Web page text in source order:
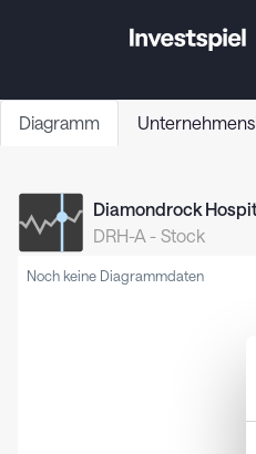
Diagramm
Diamondrock
DRH-A - Stock
Noch keine Diagrammdaten